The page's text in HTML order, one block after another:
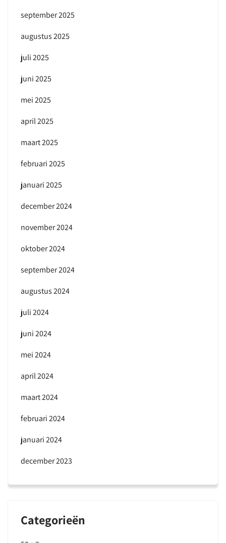
september 2025
augustus 2025
juli 2025
juni 2025
mei 2025
april 2025
maart 2025
februari 2025
januari 2025
december 2024
november 2024
oktober 2024
september 2024
augustus 2024
juli 2024
juni 2024
mei 2024
april 2024
maart 2024
februari 2024
januari 2024
december 2023
Categorieën